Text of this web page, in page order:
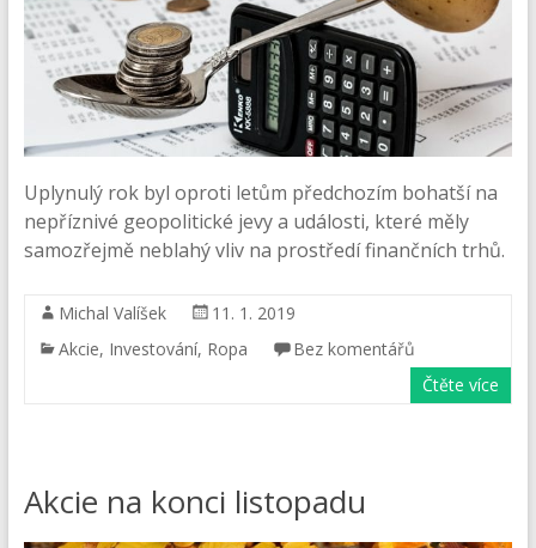
Uplynulý rok byl oproti letům předchozím bohatší na
nepříznivé geopolitické jevy a události, které měly
samozřejmě neblahý vliv na prostředí finančních trhů.
Michal Valíšek
11. 1. 2019
Akcie, Investování, Ropa
Bez komentářů
Čtěte více
Akcie na konci listopadu